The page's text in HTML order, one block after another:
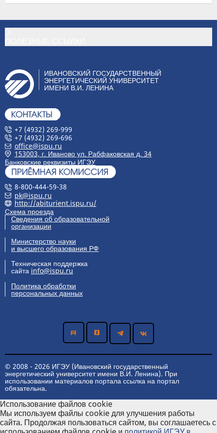
ИВАНОВСКИЙ ГОСУДАРСТВЕННЫЙ
ЭНЕРГЕТИЧЕСКИЙ УНИВЕРСИТЕТ
ИМЕНИ В.И. ЛЕНИНА
+7 (4932) 269-999
+7 (4932) 269-696
office@ispu.ru
153003, г. Иваново ул. Рабфаковская д. 34
Банковские реквизиты ИГЭУ
8-800-444-59-38
pk@ispu.ru
http://abiturient.ispu.ru/
Схема проезда
Сведения об образовательной
организации
Министерство науки
и высшего образования РФ
Техническая поддержка
сайта info@ispu.ru
Политика обработки
персональных данных
© 2008 - 2026 ИГЭУ (Ивановский государственный
энергетический университет имени В.И. Ленина). При
использовании материалов портала ссылка на портал
обязательна.
Использование файлов cookie
Мы используем файлы cookie для улучшения работы
сайта. Продолжая пользоваться сайтом, вы соглашаетесь с